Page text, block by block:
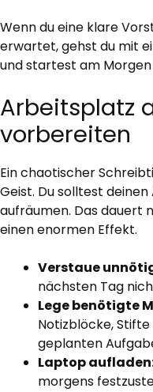
Wenn du eine klare
erwartet, gehst du mit
und startest am Morgen
Arbeitsplatz
vorbereiten
Ein chaotischer
Geist. Du solltest
aufräumen. Das dauert
einen enormen Effekt.
Verstaue
nächsten Tag
Lege benötigte
Notizblöcke,
geplanten
Laptop
morgens